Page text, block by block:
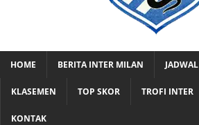
HOME BERITA INTER MILAN
KLASEMEN TOP SKOR TROFI INTER
KONTAK